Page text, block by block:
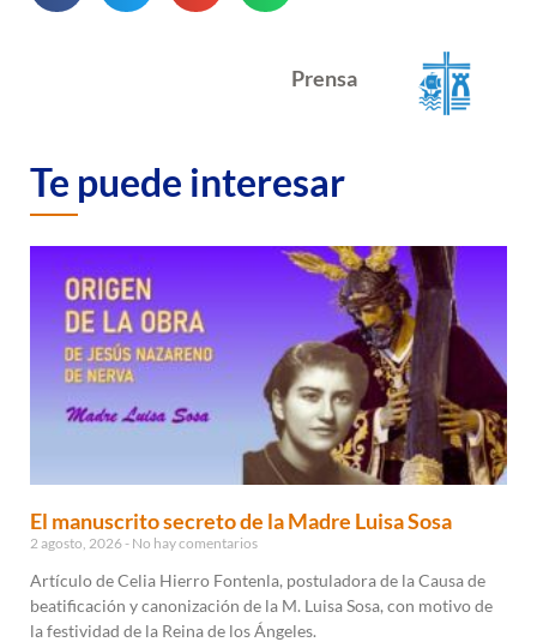
Prensa
Te puede interesar
El manuscrito secreto de la Madre Luisa Sosa
2 agosto, 2026 No hay comentarios
Artículo de Celia Hierro Fontenla, postuladora de la Causa de
beatificación y canonización de la M. Luisa Sosa, con motivo de
la festividad de la Reina de los Ángeles.